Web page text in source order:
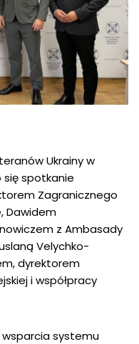
Ukrainy w
się spotkanie
Zagranicznego
Dawidem
z Ambasady
Velychko-
dyrektorem
i współpracy
systemu